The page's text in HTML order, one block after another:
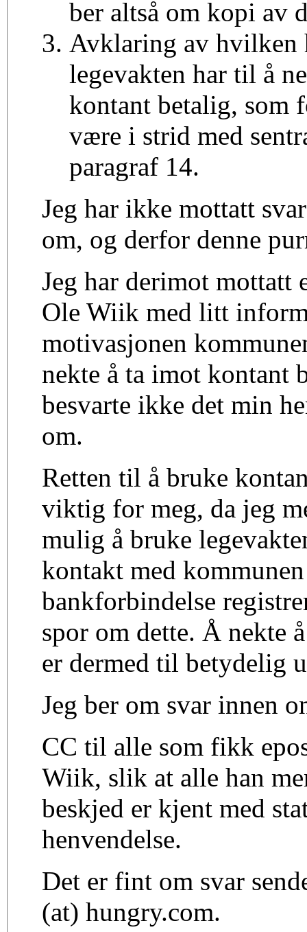
ber altså om kopi av
Avklaring av hvilken
legevakten har til å
kontant betalig, som
være i strid med
paragraf 14.
Jeg har ikke mottatt
om, og derfor denne
Jeg har derimot mottatt
Ole Wiik med litt
motivasjonen
nekte å ta imot kontant
besvarte ikke det min
om.
Retten til å bruke
viktig for meg, da jeg
mulig å bruke
kontakt med
bankforbindelse
spor om dette. Å nekte
er dermed til betydelig
Jeg ber om svar innen
CC til alle som fikk
Wiik, slik at alle han
beskjed er kjent med
henvendelse.
Det er fint om svar
(at) hungry.com.